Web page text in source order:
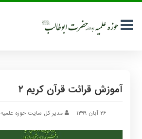
آموزش قرائت قرآن کریم ۲
۲۶ آبان ۱۳۹۹ مدیر کل سایت حوزه علمیه